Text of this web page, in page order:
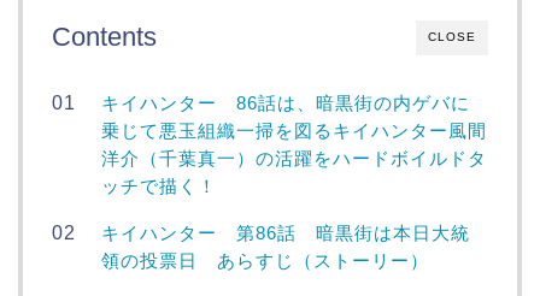
CLOSE
Contents
キイハンター 86話は、暗黒街の内ゲバに
乗じて悪玉組織一掃を図るキイハンター風間
洋介（千葉真一）の活躍をハードボイルドタ
ッチで描く！
キイハンター 第86話 暗黒街は本日大統
領の投票日 あらすじ（ストーリー）